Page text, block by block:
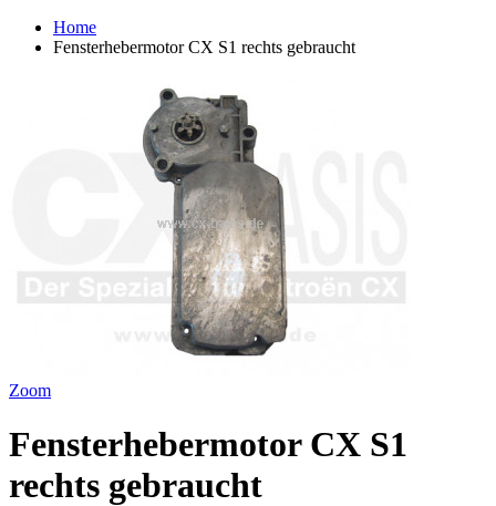
Home
Fensterhebermotor CX S1 rechts gebraucht
Zoom
Fensterhebermotor CX S1
rechts gebraucht